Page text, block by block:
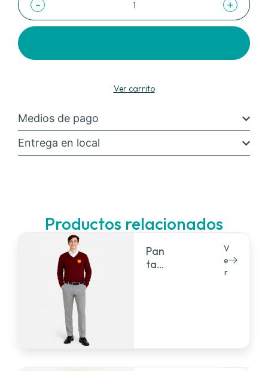
- +
Ver carrito
Medios de pago
Entrega en local
Productos relacionados
Pan
taló
V
e
r